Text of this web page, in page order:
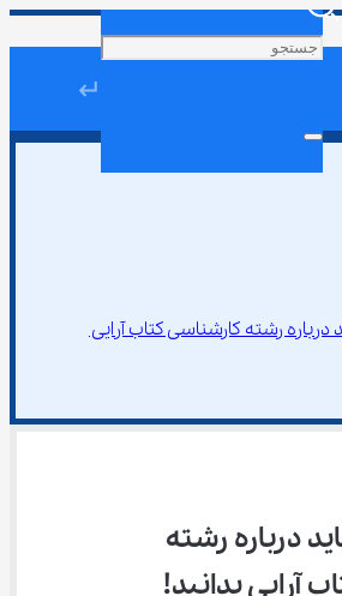
↵
درباره رشته کارشناسی کتاب آرایی
درباره رشته
آرایی بدانید!